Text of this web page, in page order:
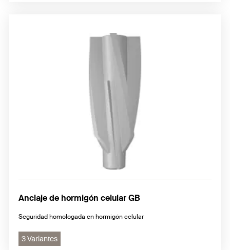
Anclaje de hormigón celular GB
Seguridad homologada en hormigón celular
3 Variantes